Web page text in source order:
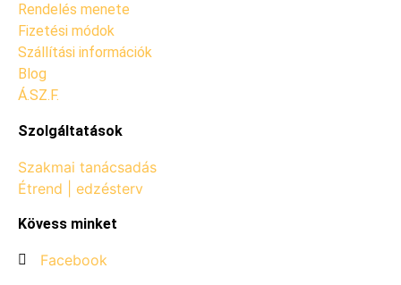
Rendelés menete
Fizetési módok
Szállítási információk
Blog
Á.SZ.F.
Szolgáltatások
Szakmai tanácsadás
Étrend | edzésterv
Kövess minket
Facebook